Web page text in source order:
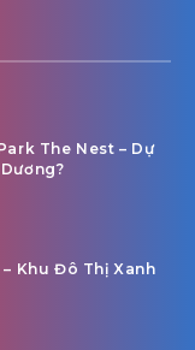
The Nest – Dự
Khu Đô Thị Xanh